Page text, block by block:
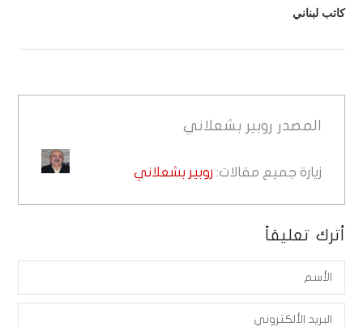
كاتب لبناني
المصدر روبير بشعلاني
زيارة جميع مقالات: روبير بشعلاني
أترك تعليقاً